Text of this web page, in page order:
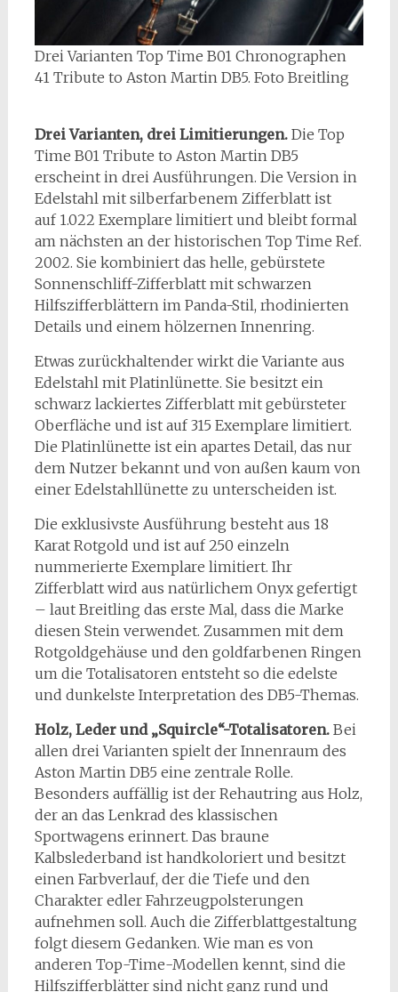
Drei Varianten Top Time B01 Chronographen
41 Tribute to Aston Martin DB5. Foto Breitling
Drei Varianten, drei Limitierungen. Die Top
Time B01 Tribute to Aston Martin DB5
erscheint in drei Ausführungen. Die Version in
Edelstahl mit silberfarbenem Zifferblatt ist
auf 1.022 Exemplare limitiert und bleibt formal
am nächsten an der historischen Top Time Ref.
2002. Sie kombiniert das helle, gebürstete
Sonnenschliff-Zifferblatt mit schwarzen
Hilfszifferblättern im Panda-Stil, rhodinierten
Details und einem hölzernen Innenring.
Etwas zurückhaltender wirkt die Variante aus
Edelstahl mit Platinlünette. Sie besitzt ein
schwarz lackiertes Zifferblatt mit gebürsteter
Oberfläche und ist auf 315 Exemplare limitiert.
Die Platinlünette ist ein apartes Detail, das nur
dem Nutzer bekannt und von außen kaum von
einer Edelstahllünette zu unterscheiden ist.
Die exklusivste Ausführung besteht aus 18
Karat Rotgold und ist auf 250 einzeln
nummerierte Exemplare limitiert. Ihr
Zifferblatt wird aus natürlichem Onyx gefertigt
– laut Breitling das erste Mal, dass die Marke
diesen Stein verwendet. Zusammen mit dem
Rotgoldgehäuse und den goldfarbenen Ringen
um die Totalisatoren entsteht so die edelste
und dunkelste Interpretation des DB5-Themas.
Holz, Leder und „Squircle“-Totalisatoren. Bei
allen drei Varianten spielt der Innenraum des
Aston Martin DB5 eine zentrale Rolle.
Besonders auffällig ist der Rehautring aus Holz,
der an das Lenkrad des klassischen
Sportwagens erinnert. Das braune
Kalbslederband ist handkoloriert und besitzt
einen Farbverlauf, der die Tiefe und den
Charakter edler Fahrzeugpolsterungen
aufnehmen soll. Auch die Zifferblattgestaltung
folgt diesem Gedanken. Wie man es von
anderen Top-Time-Modellen kennt, sind die
Hilfszifferblätter sind nicht ganz rund und